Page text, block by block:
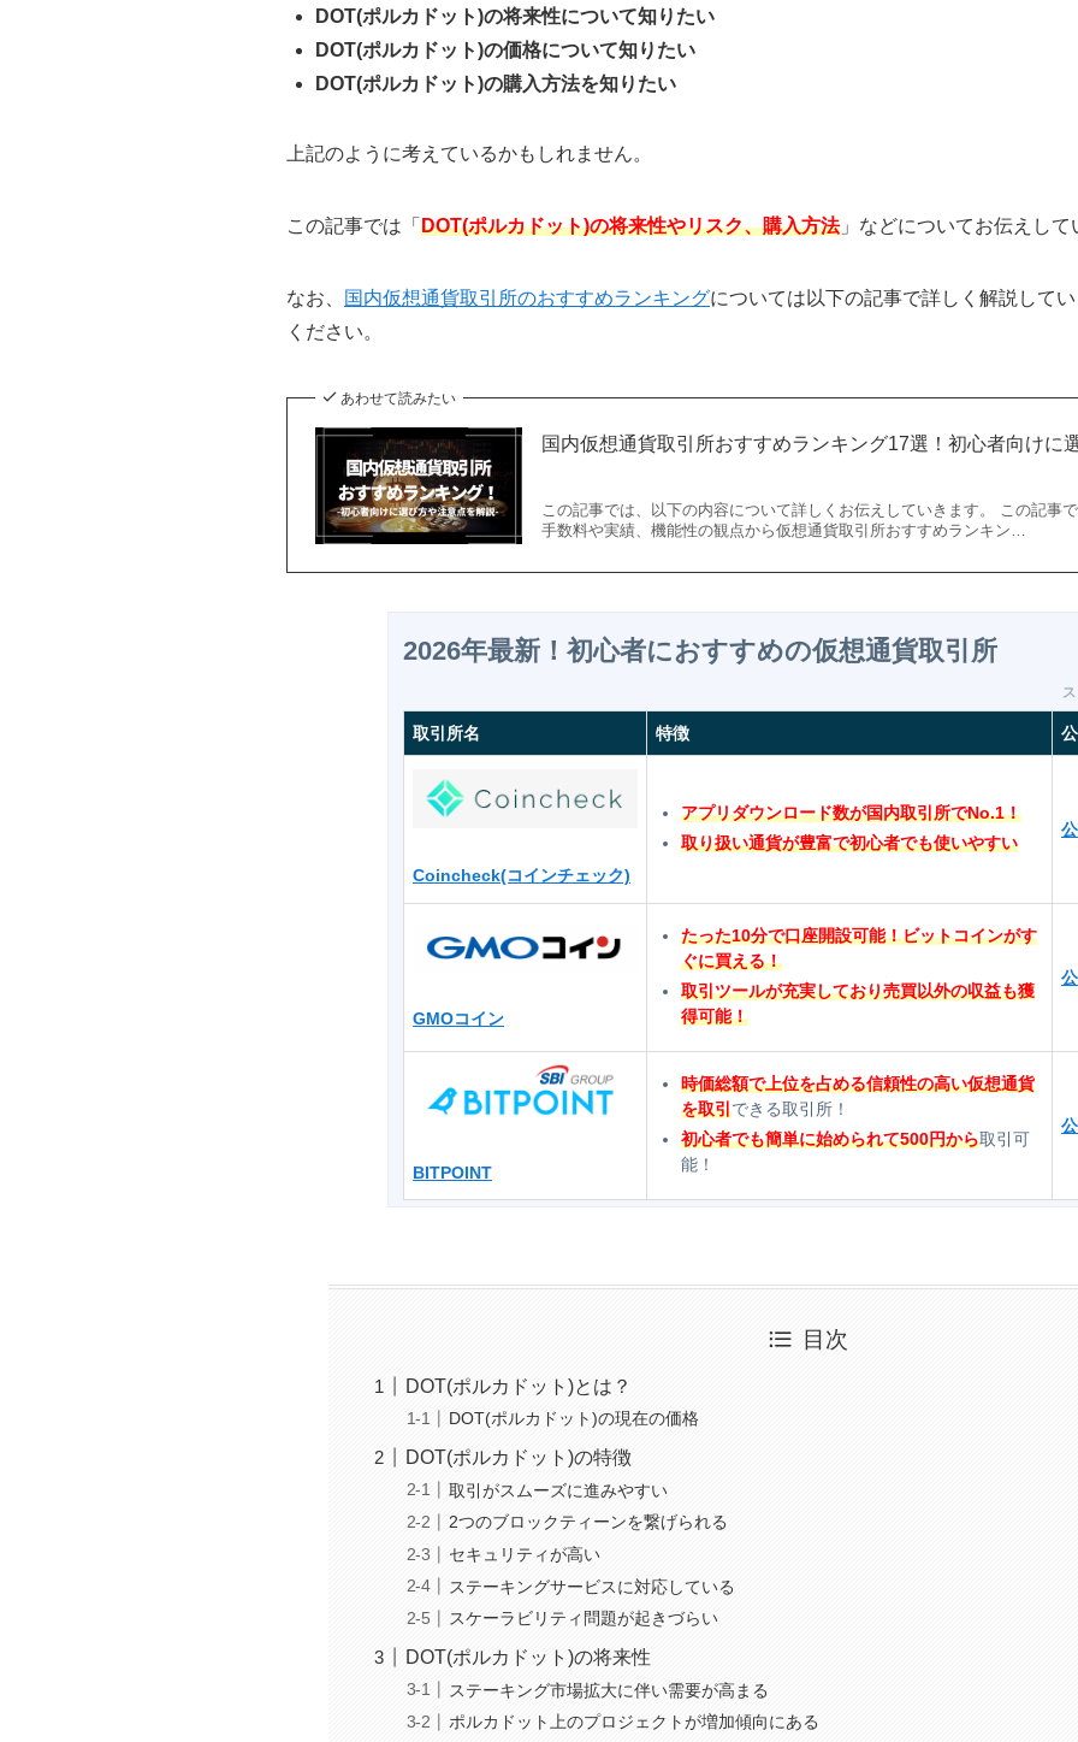
DOT(ポルカドット)の将来性について知りたい
DOT(ポルカドット)の価格について知りたい
DOT(ポルカドット)の購入方法を知りたい
上記のように考えているかもしれません。
この記事では「 DOT(ポルカドット)の将来性やリスク、購入方法」などについてお伝えして
なお、 国内仮想通貨取引所のおすすめランキングについては以下の記事で詳しく解説して
ください。
あわせて読みたい
国内仮想通貨取引所おすすめランキング17選！初心者向けに
この記事では、以下の内容について詳しくお伝えしていきます。 この記事
手数料や実績、機能性の観点から仮想通貨取引所おすすめランキン…
2026年最新！初心者におすすめの仮想通貨取引所
取引所名 特徴
Coincheck(コインチェック)
アプリダウンロード数が国内取引所でNo.1！
取り扱い通貨が豊富で初心者でも使いやすい
GMOコイン
たった10分で口座開設可能！ビットコインがす
ぐに買える！
取引ツールが充実しており売買以外の収益も獲
得可能！
BITPOINT
時価総額で上位を占める信頼性の高い仮想通貨
を取引できる取引所！
初心者でも簡単に始められて500円から取引可
能！
目次
DOT(ポルカドット)とは？
DOT(ポルカドット)の現在の価格
DOT(ポルカドット)の特徴
取引がスムーズに進みやすい
2つのブロックティーンを繋げられる
セキュリティが高い
ステーキングサービスに対応している
スケーラビリティ問題が起きづらい
DOT(ポルカドット)の将来性
ステーキング市場拡大に伴い需要が高まる
ポルカドット上のプロジェクトが増加傾向にある